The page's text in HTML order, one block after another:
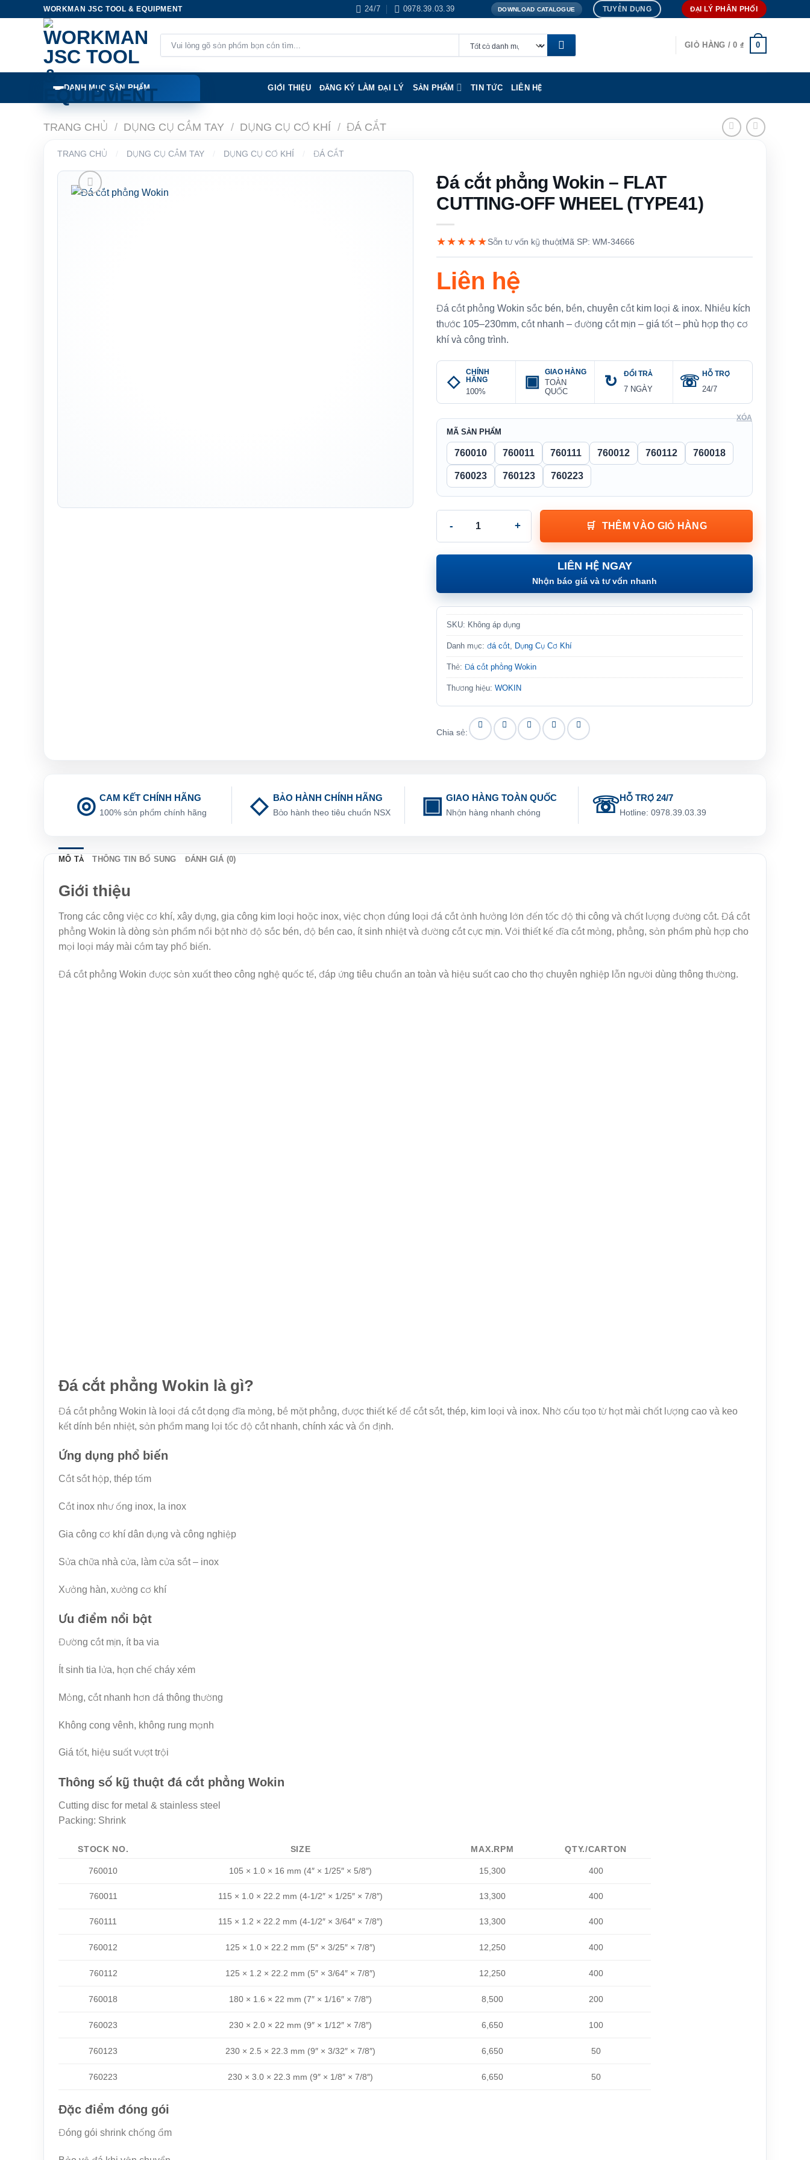
WORKMAN JSC TOOL & EQUIPMENT 24/7 0978.39.03.39 DOWNLOAD CATALOGUE TUYỂN DỤNG ĐẠI LÝ PHÂN PHỐI
kiếm:
GIỎ HÀNG /0 ₫ 0
DANH MỤC SẢN PHẨM GIỚI THIỆU ĐĂNG KÝ LÀM ĐẠI LÝ SẢN PHẨM TIN TỨC LIÊN HỆ
TRANG CHỦ / DỤNG CỤ CẦM TAY / DỤNG CỤ CƠ KHÍ / ĐÁ CẮT
TRANG CHỦ DỤNG CỤ CẦM TAY DỤNG CỤ CƠ KHÍ ĐÁ CẮT
Đá cắt phẳng Wokin – FLAT
CUTTING-OFF WHEEL (TYPE41)
★★★★★Sẵn tư vấn kỹ thuậtMã SP: WM-34666
Liên hệ
Đá cắt phẳng Wokin sắc bén, bền, chuyên cắt kim loại & inox. Nhiều kích
thước 105–230mm, cắt nhanh – đường cắt mịn – giá tốt – phù hợp thợ cơ
khí và công trình.
CHÍNH
HÃNG
100%
GIAO HÀNG
TOÀN
QUỐC
ĐỔI TRẢ
7 NGÀY
HỖ TRỢ
24/7
MÃ SẢN PHẨM
760010 760011 760111 760012 760112 760018
760023 760123 760223
XÓA
THÊM VÀO GIỎ HÀNG
LIÊN HỆ NGAY
Nhận báo giá và tư vấn nhanh
SKU: Không áp dụng
Danh mục:đá cắt Dụng Cụ Cơ Khí
Thẻ:Đá cắt phẳng Wokin
Thương hiệu:WOKIN
Chia sẻ:
CAM KẾT CHÍNH HÃNG
100% sản phẩm chính hãng
BẢO HÀNH CHÍNH HÃNG
Bảo hành theo tiêu chuẩn NSX
GIAO HÀNG TOÀN QUỐC
Nhận hàng nhanh chóng
HỖ TRỢ 24/7
Hotline: 0978.39.03.39
MÔ TẢ THÔNG TIN BỔ SUNG ĐÁNH GIÁ (0)
Giới thiệu
Trong các công việc cơ khí, xây dựng, gia công kim loại hoặc inox, việc chọn đúng loại đá cắt ảnh hưởng lớn đến tốc độ thi công và chất lượng đường cắt. Đá cắt
phẳng Wokin là dòng sản phẩm nổi bật nhờ độ sắc bén, độ bền cao, ít sinh nhiệt và đường cắt cực mịn. Với thiết kế đĩa cắt mỏng, phẳng, sản phẩm phù hợp cho
mọi loại máy mài cầm tay phổ biến.
Đá cắt phẳng Wokin được sản xuất theo công nghệ quốc tế, đáp ứng tiêu chuẩn an toàn và hiệu suất cao cho thợ chuyên nghiệp lẫn người dùng thông thường.
Đá cắt phẳng Wokin là gì?
Đá cắt phẳng Wokin là loại đá cắt dạng đĩa mỏng, bề mặt phẳng, được thiết kế để cắt sắt, thép, kim loại và inox. Nhờ cấu tạo từ hạt mài chất lượng cao và keo
kết dính bền nhiệt, sản phẩm mang lại tốc độ cắt nhanh, chính xác và ổn định.
Ứng dụng phổ biến
Cắt sắt hộp, thép tấm
Cắt inox như ống inox, la inox
Gia công cơ khí dân dụng và công nghiệp
Sửa chữa nhà cửa, làm cửa sắt – inox
Xưởng hàn, xưởng cơ khí
Ưu điểm nổi bật
Đường cắt mịn, ít ba via
Ít sinh tia lửa, hạn chế cháy xém
Mỏng, cắt nhanh hơn đá thông thường
Không cong vênh, không rung mạnh
Giá tốt, hiệu suất vượt trội
Thông số kỹ thuật đá cắt phẳng Wokin
Cutting disc for metal & stainless steel
Packing: Shrink
STOCK NO. SIZE MAX.RPM QTY./CARTON
760010 105 × 1.0 × 16 mm (4″ × 1/25″ × 5/8″) 15,300 400
760011 115 × 1.0 × 22.2 mm (4-1/2″ × 1/25″ × 7/8″) 13,300 400
760111 115 × 1.2 × 22.2 mm (4-1/2″ × 3/64″ × 7/8″) 13,300 400
760012 125 × 1.0 × 22.2 mm (5″ × 3/25″ × 7/8″) 12,250 400
760112 125 × 1.2 × 22.2 mm (5″ × 3/64″ × 7/8″) 12,250 400
760018 180 × 1.6 × 22 mm (7″ × 1/16″ × 7/8″) 8,500 200
760023 230 × 2.0 × 22 mm (9″ × 1/12″ × 7/8″) 6,650 100
760123 230 × 2.5 × 22.3 mm (9″ × 3/32″ × 7/8″) 6,650 50
760223 230 × 3.0 × 22.3 mm (9″ × 1/8″ × 7/8″) 6,650 50
Đặc điểm đóng gói
Đóng gói shrink chống ẩm